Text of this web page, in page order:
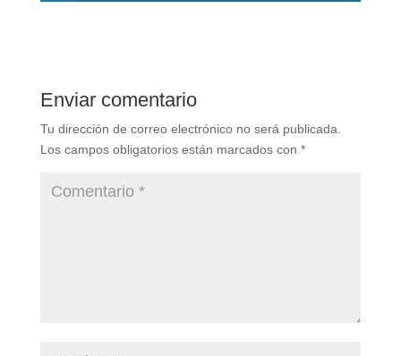
Enviar comentario
Tu dirección de correo electrónico no será publicada.
Los campos obligatorios están marcados con *